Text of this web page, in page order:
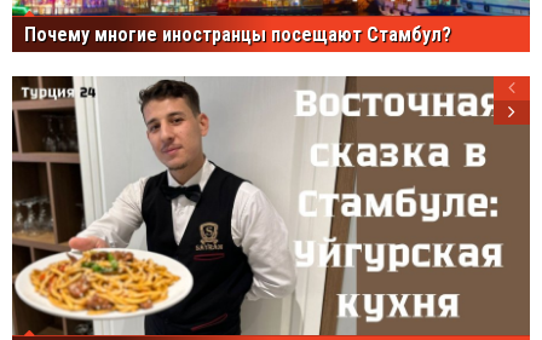
Почему многие иностранцы посещают Стамбул?